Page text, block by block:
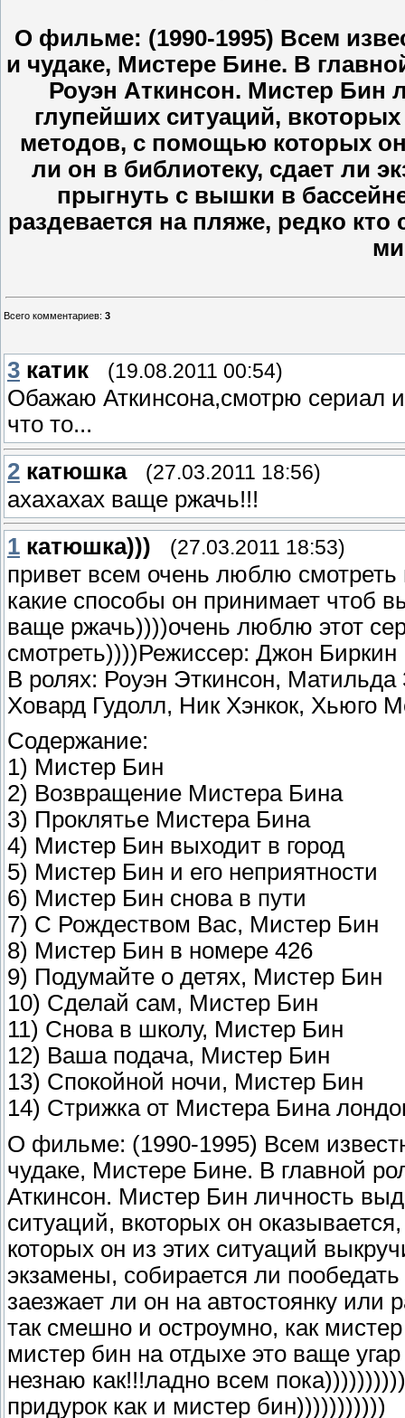
О фильме: (1990-1995) Всем
и чудаке, Мистере Бине. В
Роуэн Аткинсон. Мистер Бин
глупейших ситуаций,
методов, с помощью которых он
ли он в библиотеку, сдает ли
прыгнуть с вышки в
раздевается на пляже, редко
Всего комментариев: 3
3 катик (19.08.2011 00:54)
Обажаю Аткинсона,смотрю сериал
что то...
2 катюшка (27.03.2011 18:56)
ахахахах ваще ржачь!!!
1 катюшка))) (27.03.2011 18:53)
привет всем очень люблю
какие способы он принимает чтоб
ваще ржачь))))очень люблю этот
смотреть))))Режиссер: Джон Биркин
В ролях: Роуэн Эткинсон,
Ховард Гудолл, Ник Хэнкок, Хьюго
Содержание:
1) Мистер Бин
2) Возвращение Мистера Бина
3) Проклятье Мистера Бина
4) Мистер Бин выходит в город
5) Мистер Бин и его неприятности
6) Мистер Бин снова в пути
7) С Рождеством Вас, Мистер Бин
8) Мистер Бин в номере 426
9) Подумайте о детях, Мистер Бин
10) Сделай сам, Мистер Бин
11) Снова в школу, Мистер Бин
12) Ваша подача, Мистер Бин
13) Спокойной ночи, Мистер Бин
14) Стрижка от Мистера Бина
О фильме: (1990-1995) Всем
чудаке, Мистере Бине. В главной
Аткинсон. Мистер Бин личность
ситуаций, вкоторых он
которых он из этих ситуаций
экзамены, собирается ли
заезжает ли он на автостоянку или
так смешно и остроумно, как
мистер бин на отдыхе это ваще
незнаю как!!!ладно всем
придурок как и мистер бин)))))))))))